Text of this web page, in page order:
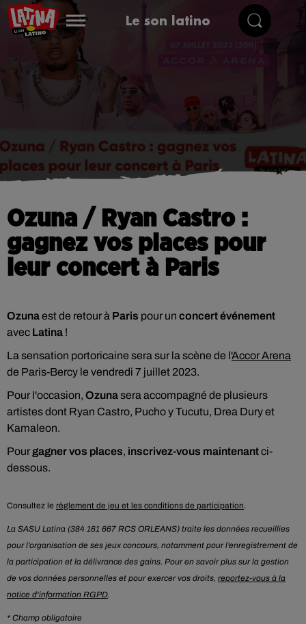
Le son latino
Ozuna / Ryan Castro :
gagnez vos places pour
leur concert à Paris
Ozunaest de retour à Paris pour un concert événement
avec Latina !
La sensation portoricaine sera sur la scène de l'Accor Arena
de Paris-Bercy le vendredi 7 juillet 2023.
Pour l'occasion, Ozunasera accompagné de plusieurs
artistes dont Ryan Castro, Pucho y Tucutu, Drea Dury et
Kamaleon.
Pour gagner vos places, inscrivez-vous maintenantci-
dessous.
Consultez le règlement de jeu et les conditions de participation.
La SASU Latina (384 161 667 RCS ORLEANS) traite les données recueillies
pour l’organisation de ses jeux concours, notamment pour l’enregistrement de
la participation et la délivrance des gains. Pour en savoir plus sur la gestion
de vos données personnelles et pour exercer vos droits, reportez-vous à la
notice d'information RGPD.
* Champ obligatoire